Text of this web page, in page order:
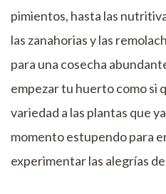
pimientos, hasta las
las zanahorias y las
para una cosecha
empezar tu huerto como si
variedad a las plantas que
momento estupendo para
experimentar las alegrías